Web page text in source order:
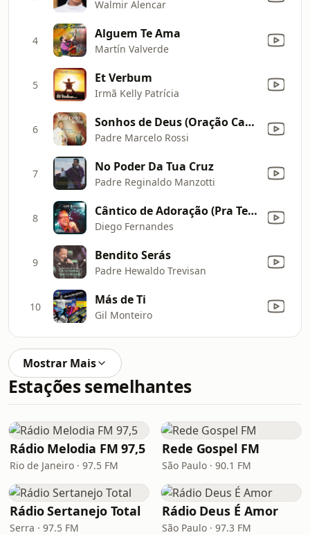
Walmir Alencar
4 Alguem Te Ama
Martín Valverde
5 Et Verbum
Irmã Kelly Patrícia
6 Sonhos de Deus (Oração Cap. 4)
Padre Marcelo Rossi
7 No Poder Da Tua Cruz
Padre Reginaldo Manzotti
8 Cântico de Adoração (Pra Te Adorar) [feat. Projeto Louvor Acústico, Lucimare, Cleiton Saraiva, Gil Monteiro & Aline Brasi] [Ao Vivo]
Diego Fernandes
9 Bendito Serás
Padre Hewaldo Trevisan
10 Más de Ti
Gil Monteiro
Mostrar Mais
Estações semelhantes
Rádio Melodia FM 97,5
Rio de Janeiro · 97.5 FM
Rede Gospel FM
São Paulo · 90.1 FM
Rádio Sertanejo Total
Serra · 97.5 FM
Rádio Deus É Amor
São Paulo · 97.3 FM